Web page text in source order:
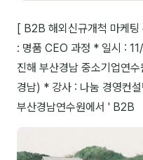
👥 리더십 · 조직
📚 인문학 · 교양
🤲 협력강사 과정
온라인강의 NEW
[ B2B 해외신규개척 마케
: 명품 CEO 과정 * 일시 :
진해 부산경남 중소기업연
경남) * 강사 : 나눔 경영컨
부산경남연수원에서 ' B2B